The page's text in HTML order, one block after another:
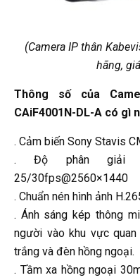
(Camera IP thân
hãng,
Thông số của
CAiF4001N-DL-A có gì
. Cảm biến Sony Stavis
. Độ phân giải
25/30fps@2560×1440
. Chuẩn nén hình ảnh
. Ánh sáng kép thông
người vào khu vực
trắng và đèn hồng ngoại.
. Tầm xa hồng ngoại